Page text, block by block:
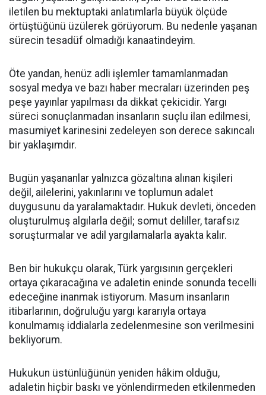
iletilen bu mektuptaki anlatımlarla büyük ölçüde
örtüştüğünü üzülerek görüyorum. Bu nedenle yaşanan
sürecin tesadüf olmadığı kanaatindeyim.
Öte yandan, henüz adli işlemler tamamlanmadan
sosyal medya ve bazı haber mecraları üzerinden peş
peşe yayınlar yapılması da dikkat çekicidir. Yargı
süreci sonuçlanmadan insanların suçlu ilan edilmesi,
masumiyet karinesini zedeleyen son derece sakıncalı
bir yaklaşımdır.
Bugün yaşananlar yalnızca gözaltına alınan kişileri
değil, ailelerini, yakınlarını ve toplumun adalet
duygusunu da yaralamaktadır. Hukuk devleti, önceden
oluşturulmuş algılarla değil; somut deliller, tarafsız
soruşturmalar ve adil yargılamalarla ayakta kalır.
Ben bir hukukçu olarak, Türk yargısının gerçekleri
ortaya çıkaracağına ve adaletin eninde sonunda tecelli
edeceğine inanmak istiyorum. Masum insanların
itibarlarının, doğruluğu yargı kararıyla ortaya
konulmamış iddialarla zedelenmesine son verilmesini
bekliyorum.
Hukukun üstünlüğünün yeniden hâkim olduğu,
adaletin hiçbir baskı ve yönlendirmeden etkilenmeden